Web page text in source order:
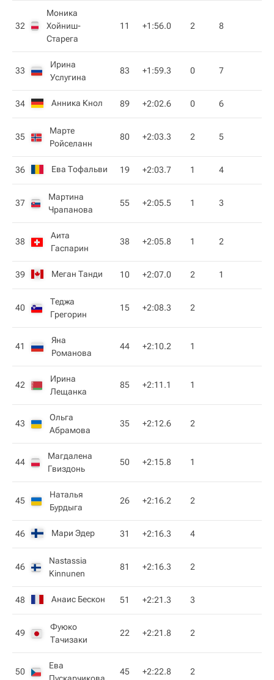
32
Моника
Хойниш-
Старега
11 +1:56.0 2 8
33
Ирина
Услугина
83 +1:59.3 0 7
34 Анника Кнол 89 +2:02.6 0 6
35
Марте
Ройселанн
80 +2:03.3 2 5
36 Ева Тофальви 19 +2:03.7 1 4
37
Мартина
Чрапанова
55 +2:05.5 1 3
38
Аита
Гаспарин
38 +2:05.8 1 2
39 Меган Танди 10 +2:07.0 2 1
40
Теджа
Грегорин
15 +2:08.3 2
41
Яна
Романова
44 +2:10.2 1
42
Ирина
Лещанка
85 +2:11.1 1
43
Ольга
Абрамова
35 +2:12.6 2
44
Магдалена
Гвиздонь
50 +2:15.8 1
45
Наталья
Бурдыга
26 +2:16.2 2
46 Мари Эдер 31 +2:16.3 4
46
Nastassia
Kinnunen
81 +2:16.3 2
48 Анаис Бескон 51 +2:21.3 3
49
Фуюко
Тачизаки
22 +2:21.8 2
50
Ева
45 +2:22.8 2